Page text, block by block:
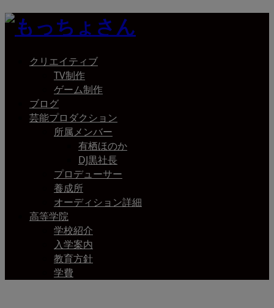
クリエイティブ
TV制作
ゲーム制作
ブログ
芸能プロダクション
所属メンバー
有栖ほのか
DJ黒社長
プロデューサー
養成所
オーディション詳細
高等学院
学校紹介
入学案内
教育方針
学費